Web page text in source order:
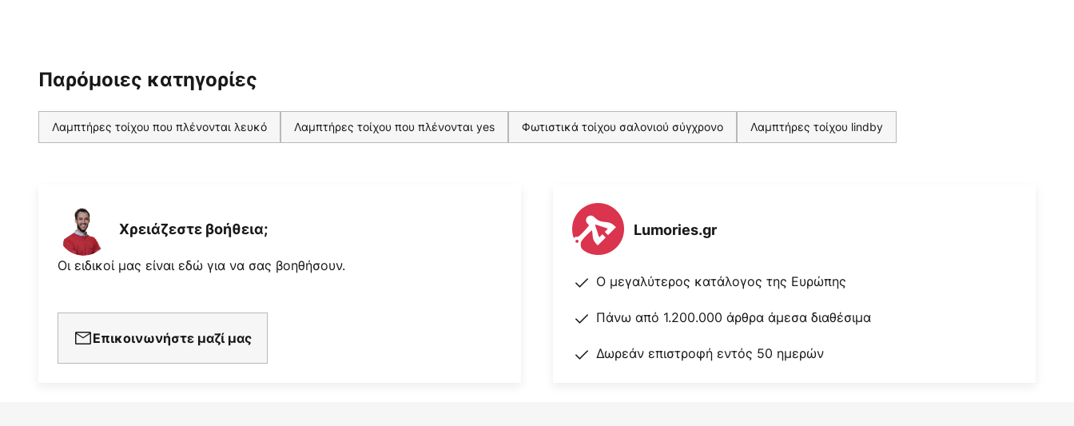
Παρόμοιες κατηγορίες
Λαμπτήρες τοίχου που πλένονται λευκό Λαμπτήρες τοίχου που πλένονται yes Φωτιστικά τοίχου σαλονιού σύγχρονο Λαμπτήρες τοίχου lindby
Χρειάζεστε βοήθεια;
Οι ειδικοί μας είναι εδώ για να σας βοηθήσουν.
Επικοινωνήστε μαζί μας
Lumories.gr
Ο μεγαλύτερος κατάλογος της Ευρώπης
Πάνω από 1.200.000 άρθρα άμεσα διαθέσιμα
Δωρεάν επιστροφή εντός 50 ημερών